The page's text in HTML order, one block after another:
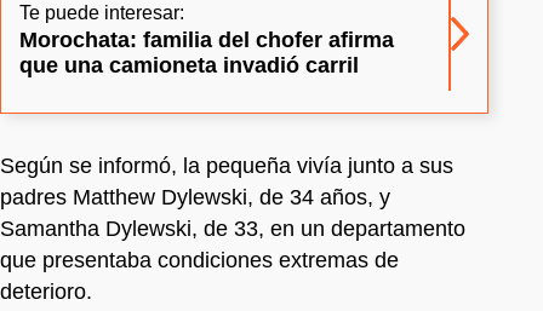
Te puede interesar:
Morochata: familia del chofer afirma
que una camioneta invadió carril
Según se informó, la pequeña vivía junto a sus
padres Matthew Dylewski, de 34 años, y
Samantha Dylewski, de 33, en un departamento
que presentaba condiciones extremas de
deterioro.